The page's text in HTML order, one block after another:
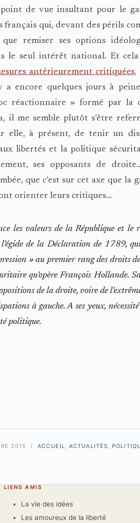
de vue insultant pour le
français qui, devant des périls
remiser ses options
le seul intérêt national. Et
antérieurement critiquées,
encore quelques jours à peine,
réactionnaire » formé par la
il me semble plutôt s’être
elle, à présent, de tenir un
libertés et la politique
ses opposants de
que c’est sur cet axe que la
orienter leurs critiques…
les valeurs de la République et le
l’égide de la Déclaration de 1789,
»au premier rang des droits de
qu’opère François Hollande.
de la droite, voire de
à gauche. A ses yeux,
politique.
2015 ACCUEIL,ACTUALITÉS,
LIENS AMIS
La vie des idées
Les amoureux de la liberté